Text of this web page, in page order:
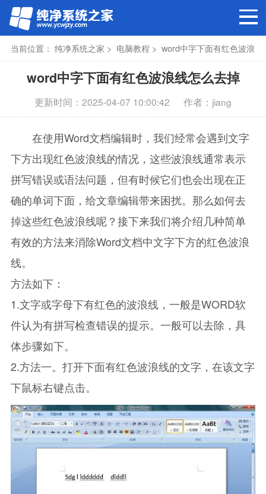
当前位置： 纯净系统之家 > 电脑教程 > word中字下面有红色波浪
线怎么去掉
word中字下面有红色波浪线怎么去掉
更新时间：2025-04-07 10:00:42 作者：jiang
在使用Word文档编辑时，我们经常会遇到文字
下方出现红色波浪线的情况，这些波浪线通常表示
拼写错误或语法问题，但有时候它们也会出现在正
确的单词下面，给文章编辑带来困扰。那么如何去
掉这些红色波浪线呢？接下来我们将介绍几种简单
有效的方法来消除Word文档中文字下方的红色波浪
线。
方法如下：
1.文字或字母下有红色的波浪线，一般是WORD软
件认为有拼写检查错误的提示。一般可以去除，具
体步骤如下。
2.方法一。打开下面有红色波浪线的文字，在该文字
下鼠标右键点击。